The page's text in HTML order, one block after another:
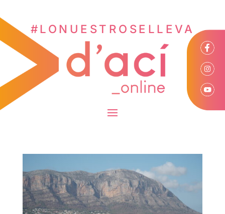
#LONUESTROSELLEVA